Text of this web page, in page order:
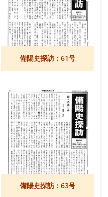
備陽史探訪：61号
備陽史探訪：63号